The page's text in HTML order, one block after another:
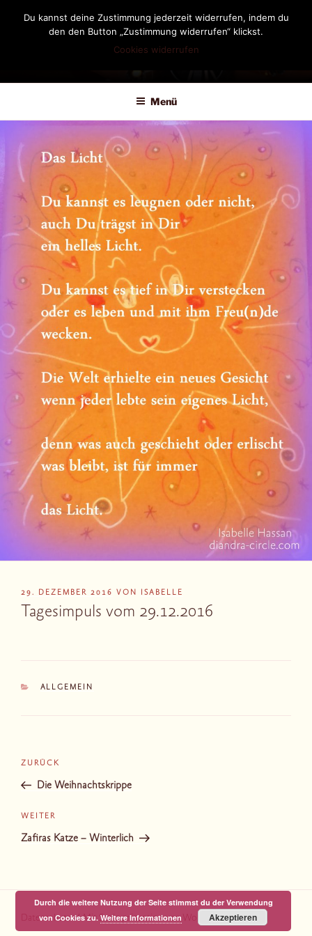
DIANDRA-CIRCLE
Menü
VERÖFFENTLICHT
AM
29. DEZEMBER 2016 VON ISABELLE
Tagesimpuls vom 29.12.2016
KATEGORIEN
ALLGEMEIN
Beitragsnavigation
Vorheriger
Beitrag
ZURÜCK
Die Weihnachtskrippe
Nächster
Beitrag
WEITER
Zafiras Katze – Winterlich
Datenschutz Mit Stolz präsentiert von WordPress
Du kannst deine Zustimmung jederzeit widerrufen, indem du
den den Button „Zustimmung widerrufen“ klickst.
Cookies widerrufen
Durch die weitere Nutzung der Seite stimmst du der Verwendung
von Cookies zu.Weitere Informationen Akzeptieren